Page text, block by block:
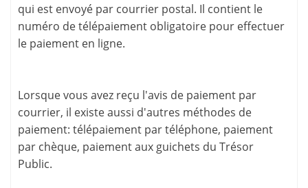
qui est envoyé par courrier postal. Il contient le
numéro de télépaiement obligatoire pour effectuer
le paiement en ligne.
Lorsque vous avez reçu l'avis de paiement par
courrier, il existe aussi d'autres méthodes de
paiement: télépaiement par téléphone, paiement
par chèque, paiement aux guichets du Trésor
Public.